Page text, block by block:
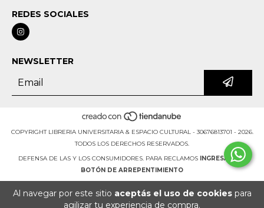
Al navegar por este sitio aceptás el uso de cookiespara
agilizar tu experiencia de compra.
REDES SOCIALES
NEWSLETTER
COPYRIGHT LIBRERIA UNIVERSITARIA & ESPACIO CULTURAL - 30676813701 - 2026.
TODOS LOS DERECHOS RESERVADOS.
DEFENSA DE LAS Y LOS CONSUMIDORES. PARA RECLAMOS INGRESÁ ACÁ.
BOTÓN DE ARREPENTIMIENTO